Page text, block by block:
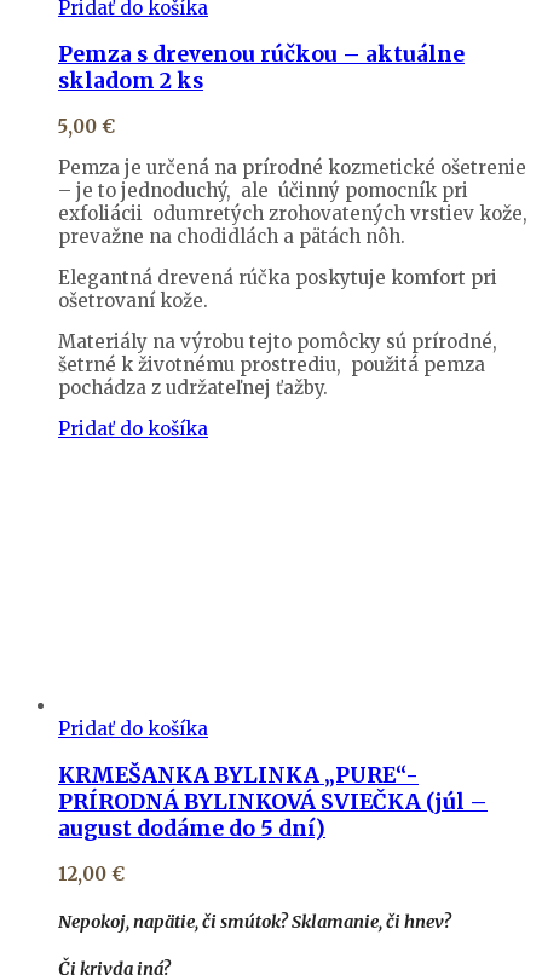
Pridať do košíka
Pemza s drevenou rúčkou – aktuálne
skladom 2 ks
5,00 €
Pemza je určená na prírodné kozmetické ošetrenie
– je to jednoduchý, ale účinný pomocník pri
exfoliácii odumretých zrohovatených vrstiev kože,
prevažne na chodidlách a pätách nôh.
Elegantná drevená rúčka poskytuje komfort pri
ošetrovaní kože.
Materiály na výrobu tejto pomôcky sú prírodné,
šetrné k životnému prostrediu, použitá pemza
pochádza z udržateľnej ťažby.
Pridať do košíka
Pridať do košíka
KRMEŠANKA BYLINKA „PURE“-
PRÍRODNÁ BYLINKOVÁ SVIEČKA (júl –
august dodáme do 5 dní)
12,00 €
Nepokoj, napätie, či smútok? Sklamanie, či hnev?
Či krivda iná?